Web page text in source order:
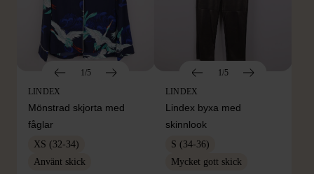
1/5
LINDEX
Mönstrad skjorta med
fåglar
XS (32-34)
Använt skick
1/5
LINDEX
Lindex byxa med
skinnlook
S (34-36)
Mycket gott skick